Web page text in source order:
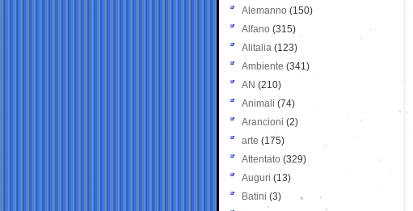
Alemanno (150)
Alfano (315)
Alitalia (123)
Ambiente (341)
AN (210)
Animali (74)
Arancioni (2)
arte (175)
Attentato (329)
Auguri (13)
Batini (3)